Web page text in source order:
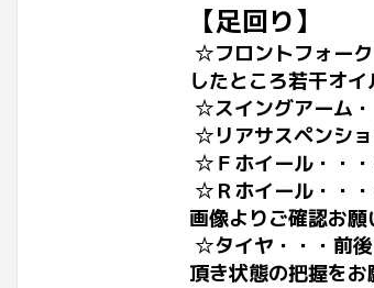
【足回り】
☆フロントフォー
したところ若干オ
☆スイングアーム・
☆リアサスペンシ
☆Ｆホイール・・・
☆Ｒホイール・・・
画像よりご確認お願
☆タイヤ・・・前
頂き状態の把握をお